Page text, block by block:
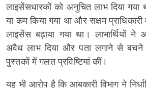
लाइसेंसधारकों को अनुचित लाभ दिया
या कम किया गया था और सक्षम
लाइसेंस बढ़ाया गया था। लाभार्थियों ने
अवैध लाभ दिया और पता लगाने से
पुस्तकों में गलत प्रविष्टियां कीं।
यह भी आरोप है कि आबकारी विभाग ने